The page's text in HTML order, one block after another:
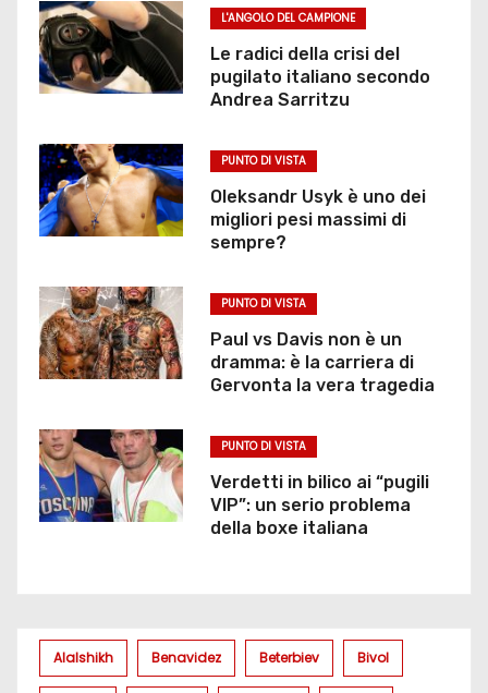
L'ANGOLO DEL CAMPIONE
Le radici della crisi del
pugilato italiano secondo
Andrea Sarritzu
PUNTO DI VISTA
Oleksandr Usyk è uno dei
migliori pesi massimi di
sempre?
PUNTO DI VISTA
Paul vs Davis non è un
dramma: è la carriera di
Gervonta la vera tragedia
PUNTO DI VISTA
Verdetti in bilico ai “pugili
VIP”: un serio problema
della boxe italiana
Alalshikh Benavidez Beterbiev Bivol